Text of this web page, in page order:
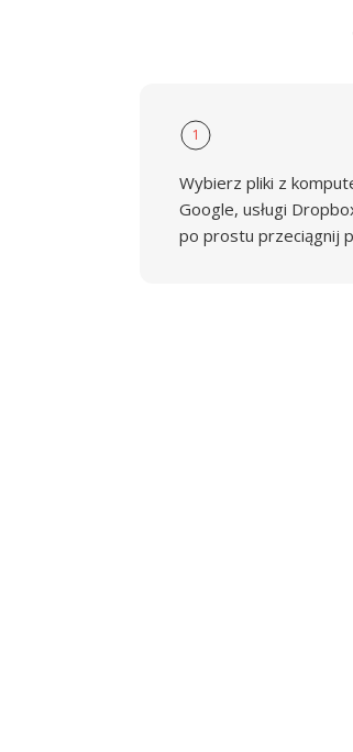
1
Wybierz pliki z
Google, usługi
po prostu przeciągnij